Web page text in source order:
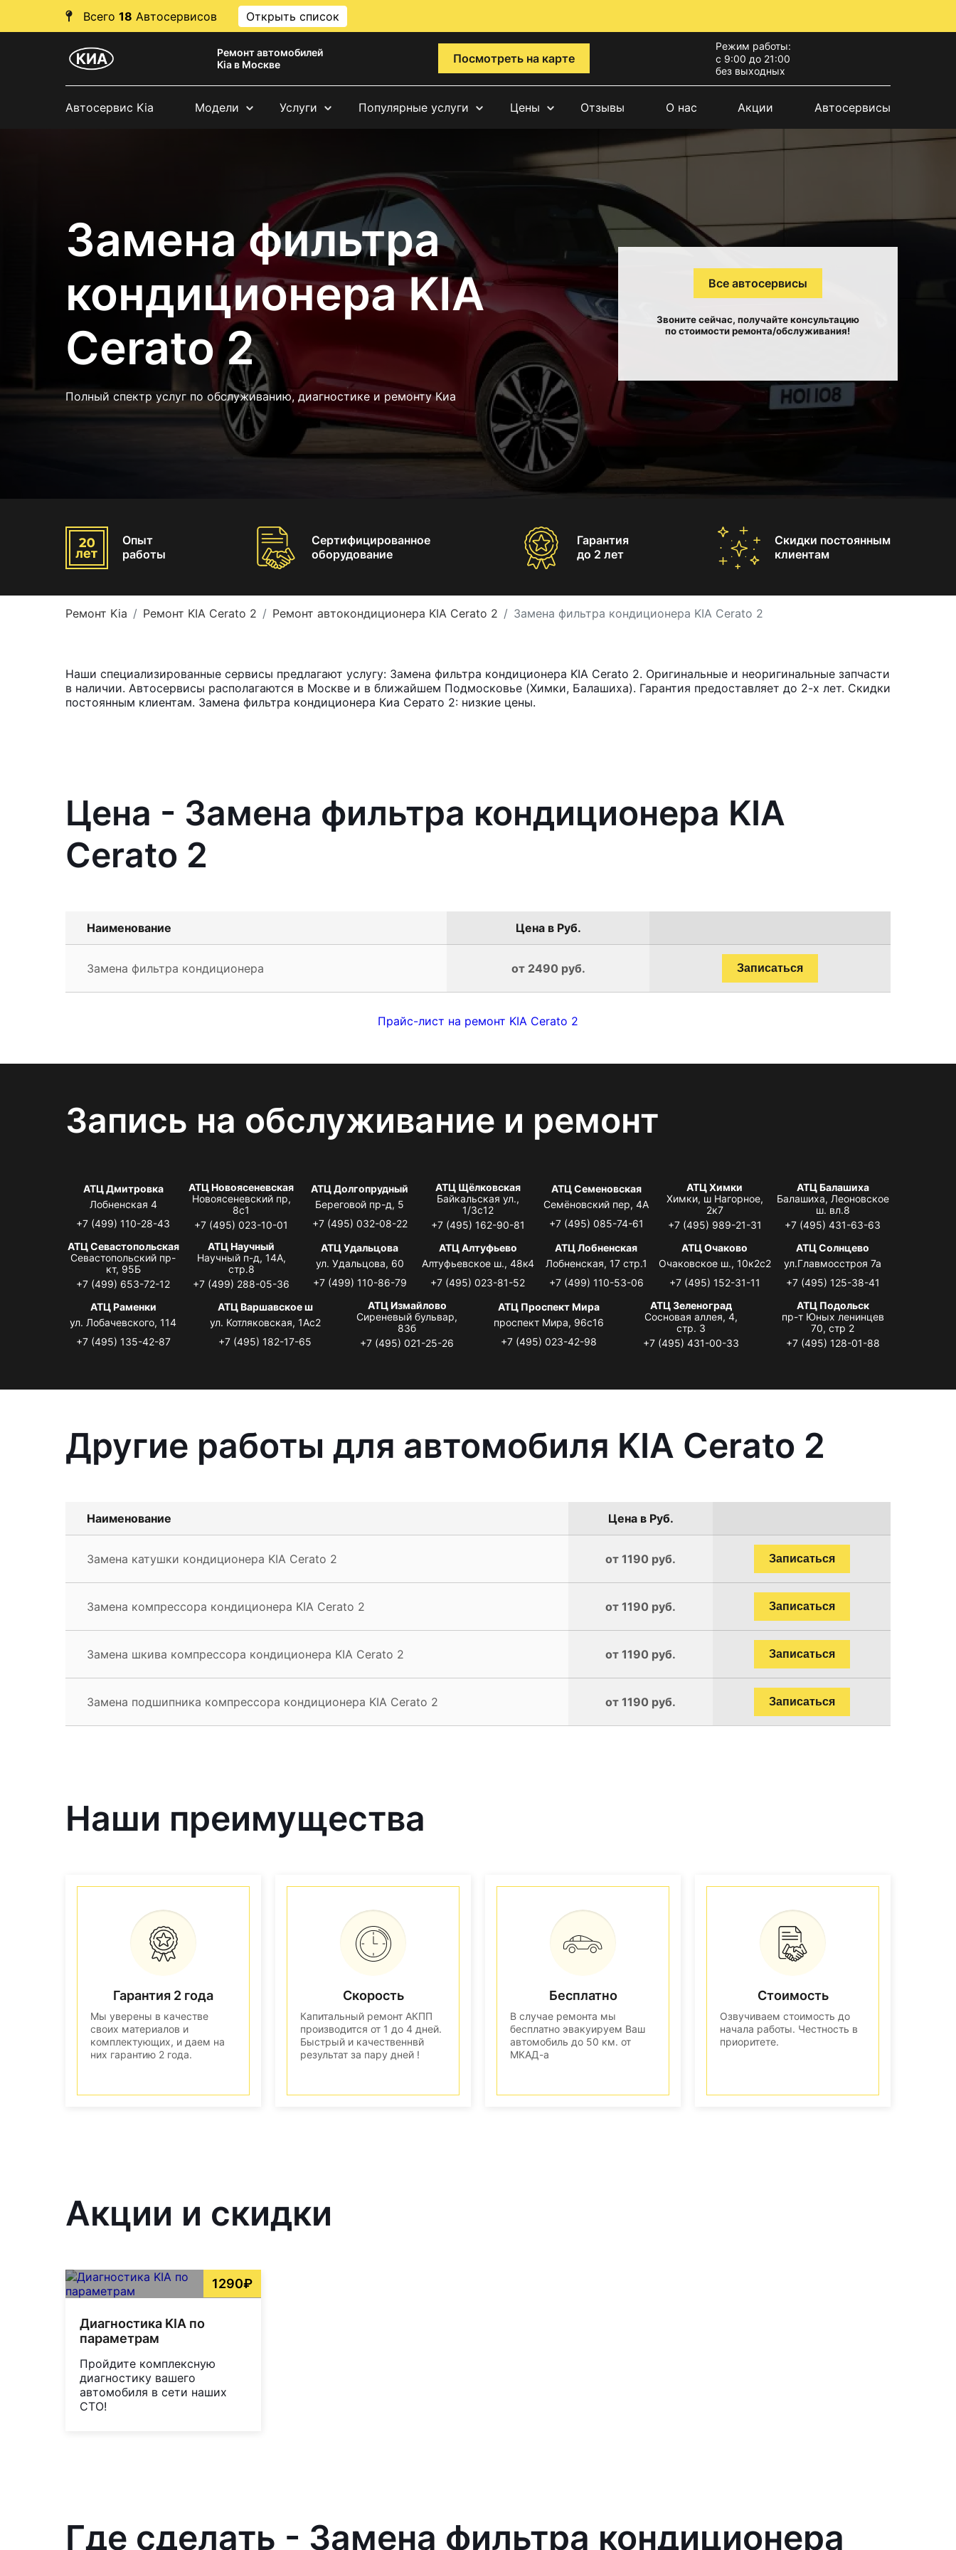
Всего 18 Автосервисов Открыть список
Ремонт автомобилей
Kia в Москве
Посмотреть на карте
Режим работы:
с 9:00 до 21:00
без выходных
Автосервис Kia Модели Услуги Популярные услуги Цены Отзывы О нас Акции Автосервисы
Замена фильтра
кондиционера KIA
Cerato 2
Полный спектр услуг по обслуживанию, диагностике и ремонту Киа
Все автосервисы
Звоните сейчас, получайте консультацию
по стоимости ремонта/обслуживания!
Опыт
работы
Сертифицированное
оборудование
Гарантия
до 2 лет
Скидки постоянным
клиентам
Ремонт Kia Ремонт KIA Cerato 2 Ремонт автокондиционера KIA Cerato 2 Замена фильтра кондиционера KIA Cerato 2
Наши специализированные сервисы предлагают услугу: Замена фильтра кондиционера KIA Cerato 2. Оригинальные и неоригинальные запчасти
в наличии. Автосервисы располагаются в Москве и в ближайшем Подмосковье (Химки, Балашиха). Гарантия предоставляет до 2-х лет. Скидки
постоянным клиентам. Замена фильтра кондиционера Киа Серато 2: низкие цены.
Цена - Замена фильтра кондиционера KIA
Cerato 2
Наименование Цена в Руб.
Замена фильтра кондиционера от 2490 руб. Записаться
Прайс-лист на ремонт KIA Cerato 2
Запись на обслуживание и ремонт
АТЦ Дмитровка
Лобненская 4
+7 (499) 110-28-43
АТЦ Новоясеневская
Новоясеневский пр,
8с1
+7 (495) 023-10-01
АТЦ Долгопрудный
Береговой пр-д, 5
+7 (495) 032-08-22
АТЦ Щёлковская
Байкальская ул.,
1/3с12
+7 (495) 162-90-81
АТЦ Семеновская
Семёновский пер, 4А
+7 (495) 085-74-61
АТЦ Химки
Химки, ш Нагорное,
2к7
+7 (495) 989-21-31
АТЦ Балашиха
Балашиха, Леоновское
ш. вл.8
+7 (495) 431-63-63
АТЦ Севастопольская
Севастопольский пр-
кт, 95Б
+7 (499) 653-72-12
АТЦ Научный
Научный п-д, 14А,
стр.8
+7 (499) 288-05-36
АТЦ Удальцова
ул. Удальцова, 60
+7 (499) 110-86-79
АТЦ Алтуфьево
Алтуфьевское ш., 48к4
+7 (495) 023-81-52
АТЦ Лобненская
Лобненская, 17 стр.1
+7 (499) 110-53-06
АТЦ Очаково
Очаковское ш., 10к2с2
+7 (495) 152-31-11
АТЦ Солнцево
ул.Главмосстроя 7а
+7 (495) 125-38-41
АТЦ Раменки
ул. Лобачевского, 114
+7 (495) 135-42-87
АТЦ Варшавское ш
ул. Котляковская, 1Ас2
+7 (495) 182-17-65
АТЦ Измайлово
Сиреневый бульвар,
83б
+7 (495) 021-25-26
АТЦ Проспект Мира
проспект Мира, 96с16
+7 (495) 023-42-98
АТЦ Зеленоград
Сосновая аллея, 4,
стр. 3
+7 (495) 431-00-33
АТЦ Подольск
пр-т Юных ленинцев
70, стр 2
+7 (495) 128-01-88
Другие работы для автомобиля KIA Cerato 2
Наименование Цена в Руб.
Замена катушки кондиционера KIA Cerato 2 от 1190 руб. Записаться
Замена компрессора кондиционера KIA Cerato 2 от 1190 руб. Записаться
Замена шкива компрессора кондиционера KIA Cerato 2 от 1190 руб. Записаться
Замена подшипника компрессора кондиционера KIA Cerato 2 от 1190 руб. Записаться
Наши преимущества
Гарантия 2 года
Мы уверены в качестве
своих материалов и
комплектующих, и даем на
них гарантию 2 года.
Скорость
Капитальный ремонт АКПП
производится от 1 до 4 дней.
Быстрый и качественнвй
результат за пару дней !
Бесплатно
В случае ремонта мы
бесплатно эвакуируем Ваш
автомобиль до 50 км. от
МКАД-а
Стоимость
Озвучиваем стоимость до
начала работы. Честность в
приоритете.
Акции и скидки
1290₽
Диагностика KIA по
параметрам
Пройдите комплексную
диагностику вашего
автомобиля в сети наших
СТО!
Где сделать - Замена фильтра кондиционера